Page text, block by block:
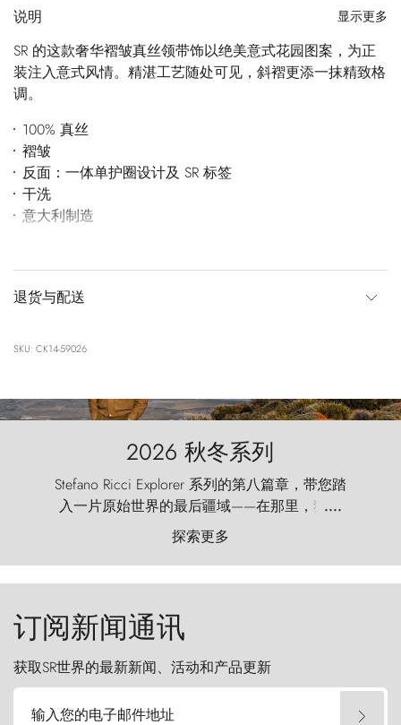
说明 显示更多
SR 的这款奢华褶皱真丝领带饰以绝美意式花园图案，为正
装注入意式风情。精湛工艺随处可见，斜褶更添一抹精致格
调。
100% 真丝
褶皱
反面：一体单护圈设计及 SR 标签
干洗
意大利制造
退货与配送
SKU: CK14-59026
2026 秋冬系列
Stefano Ricci Explorer 系列的第八篇章，带您踏
入一片原始世界的最后疆域——在那里，狂风
以远古的怒号雕琢着自然，而百内塔（Torres
del Paine）则宛如石砌的哨兵，傲然向苍穹发
起挑战。
....
探索更多
订阅新闻通讯
获取SR世界的最新新闻、活动和产品更新
输入您的电子邮件地址